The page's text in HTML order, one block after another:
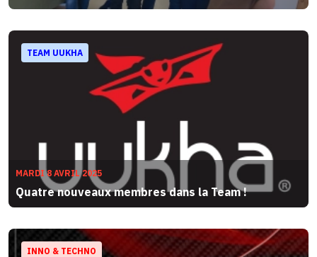
TEAM UUKHA
MARDI 8 AVRIL 2025
Quatre nouveaux membres dans la Team !
INNO & TECHNO